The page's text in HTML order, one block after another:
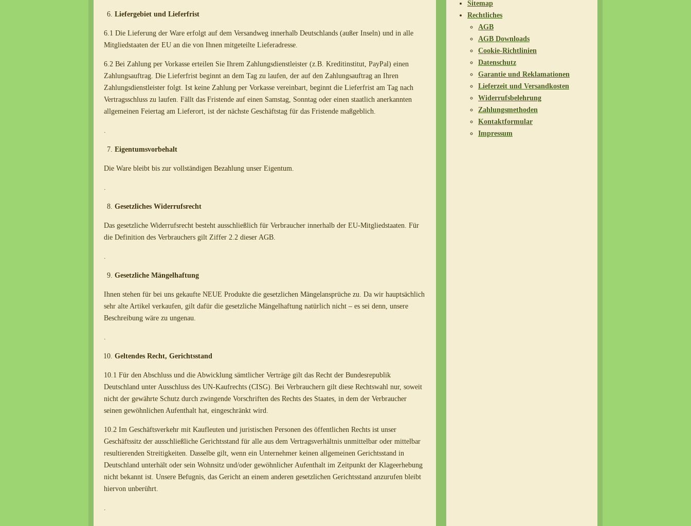
Liefergebiet und Lieferfrist
6.1 Die Lieferung der Ware erfolgt auf dem Versandweg innerhalb Deutschlands (außer Inseln) und in alle
Mitgliedstaaten der EU an die von Ihnen mitgeteilte Lieferadresse.
6.2 Bei Zahlung per Vorkasse erteilen Sie Ihrem Zahlungsdienstleister (z.B. Kreditinstitut, PayPal) einen
Zahlungsauftrag. Die Lieferfrist beginnt an dem Tag zu laufen, der auf den Zahlungsauftrag an Ihren
Zahlungsdienstleister folgt. Ist keine Zahlung per Vorkasse vereinbart, beginnt die Lieferfrist am Tag nach
Vertragsschluss zu laufen. Fällt das Fristende auf einen Samstag, Sonntag oder einen staatlich anerkannten
allgemeinen Feiertag am Lieferort, ist der nächste Geschäftstag für das Fristende maßgeblich.
.
Eigentumsvorbehalt
Die Ware bleibt bis zur vollständigen Bezahlung unser Eigentum.
.
Gesetzliches Widerrufsrecht
Das gesetzliche Widerrufsrecht besteht ausschließlich für Verbraucher innerhalb der EU-Mitgliedstaaten. Für
die Definition des Verbrauchers gilt Ziffer 2.2 dieser AGB.
.
Gesetzliche Mängelhaftung
Ihnen stehen für bei uns gekaufte NEUE Produkte die gesetzlichen Mängelansprüche zu. Da wir hauptsächlich
sehr alte Artikel verkaufen, gilt dafür die gesetzliche Mängelhaftung natürlich nicht – es sei denn, unsere
Beschreibung wäre zu ungenau.
.
Geltendes Recht, Gerichtsstand
10.1 Für den Abschluss und die Abwicklung sämtlicher Verträge gilt das Recht der Bundesrepublik
Deutschland unter Ausschluss des UN-Kaufrechts (CISG). Bei Verbrauchern gilt diese Rechtswahl nur, soweit
nicht der gewährte Schutz durch zwingende Vorschriften des Rechts des Staates, in dem der Verbraucher
seinen gewöhnlichen Aufenthalt hat, eingeschränkt wird.
10.2 Im Geschäftsverkehr mit Kaufleuten und juristischen Personen des öffentlichen Rechts ist unser
Geschäftssitz der ausschließliche Gerichtsstand für alle aus dem Vertragsverhältnis unmittelbar oder mittelbar
resultierenden Streitigkeiten. Dasselbe gilt, wenn ein Unternehmer keinen allgemeinen Gerichtsstand in
Deutschland unterhält oder sein Wohnsitz und/oder gewöhnlicher Aufenthalt im Zeitpunkt der Klageerhebung
nicht bekannt ist. Unsere Befugnis, das Gericht an einem anderen gesetzlichen Gerichtsstand anzurufen bleibt
hiervon unberührt.
.
Sitemap
Rechtliches
AGB
AGB Downloads
Cookie-Richtlinien
Datenschutz
Garantie und Reklamationen
Lieferzeit und Versandkosten
Widerrufsbelehrung
Zahlungsmethoden
Kontaktformular
Impressum